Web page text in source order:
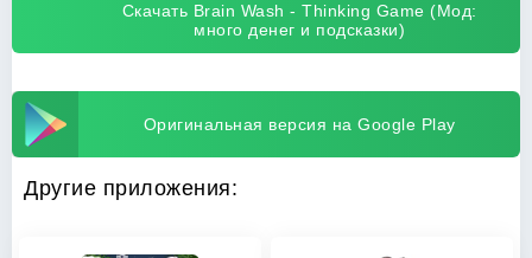
Скачать Brain Wash - Thinking Game (Мод:
много денег и подсказки)
Оригинальная версия на Google Play
Другие приложения: